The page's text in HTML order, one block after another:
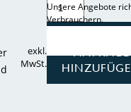
exkl.
MwSt.
ANFRAGE
Unsere Angebote
Verbrauchern.